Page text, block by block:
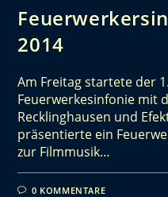
2014
Am Freitag startete der
Feuerwerkesinfonie mit
Recklinghausen und
präsentierte ein
zur Filmmusik…
0 KOMMENTARE